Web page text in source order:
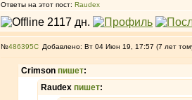
Ответы на этот пост: Raudex
№486395 Добавлено: Вт 04 Июн 19, 17:57 (7 лет
Crimson пишет:
Raudex пишет: